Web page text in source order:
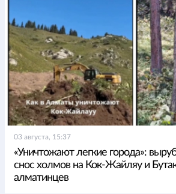
03 августа, 15:37
«Уничтожают легкие города»:
снос холмов на Кок-Жайляу и
алматинцев